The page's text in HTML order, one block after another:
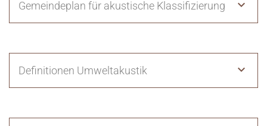
Gemeindeplan für akustische Klassifizierung
Definitionen Umweltakustik